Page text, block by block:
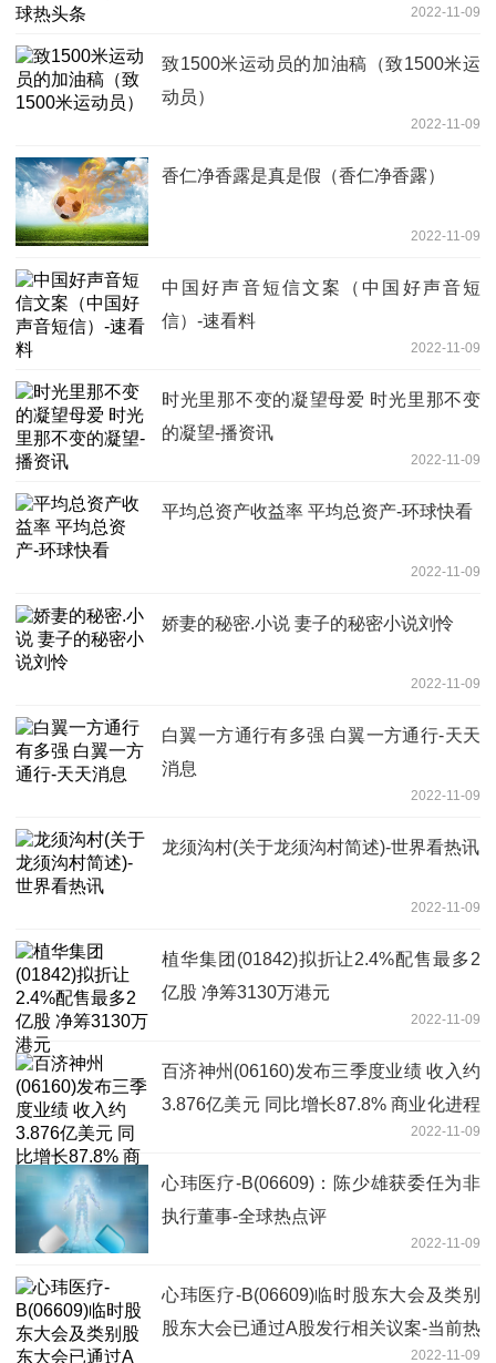
2022-11-09
致1500米运动员的加油稿（致1500米运
动员）
2022-11-09
香仁净香露是真是假（香仁净香露）
2022-11-09
中国好声音短信文案（中国好声音短
信）-速看料
2022-11-09
时光里那不变的凝望母爱 时光里那不变
的凝望-播资讯
2022-11-09
平均总资产收益率 平均总资产-环球快看
2022-11-09
娇妻的秘密.小说 妻子的秘密小说刘怜
2022-11-09
白翼一方通行有多强 白翼一方通行-天天
消息
2022-11-09
龙须沟村(关于龙须沟村简述)-世界看热讯
2022-11-09
植华集团(01842)拟折让2.4%配售最多2
亿股 净筹3130万港元
2022-11-09
百济神州(06160)发布三季度业绩 收入约
3.876亿美元 同比增长87.8% 商业化进程
2022-11-09
心玮医疗-B(06609)：陈少雄获委任为非
执行董事-全球热点评
2022-11-09
心玮医疗-B(06609)临时股东大会及类别
股东大会已通过A股发行相关议案-当前热
2022-11-09